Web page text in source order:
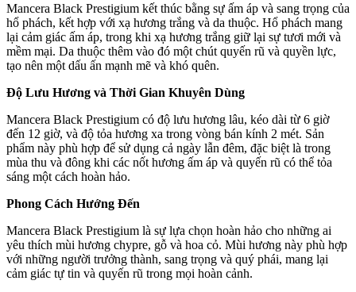
Mancera Black Prestigium kết thúc bằng sự ấm áp và sang trọng của
hổ phách, kết hợp với xạ hương trắng và da thuộc. Hổ phách mang
lại cảm giác ấm áp, trong khi xạ hương trắng giữ lại sự tươi mới và
mềm mại. Da thuộc thêm vào đó một chút quyến rũ và quyền lực,
tạo nên một dấu ấn mạnh mẽ và khó quên.
Độ Lưu Hương và Thời Gian Khuyên Dùng
Mancera Black Prestigium có độ lưu hương lâu, kéo dài từ 6 giờ
đến 12 giờ, và độ tỏa hương xa trong vòng bán kính 2 mét. Sản
phẩm này phù hợp để sử dụng cả ngày lẫn đêm, đặc biệt là trong
mùa thu và đông khi các nốt hương ấm áp và quyến rũ có thể tỏa
sáng một cách hoàn hảo.
Phong Cách Hướng Đến
Mancera Black Prestigium là sự lựa chọn hoàn hảo cho những ai
yêu thích mùi hương chypre, gỗ và hoa cỏ. Mùi hương này phù hợp
với những người trưởng thành, sang trọng và quý phái, mang lại
cảm giác tự tin và quyến rũ trong mọi hoàn cảnh.